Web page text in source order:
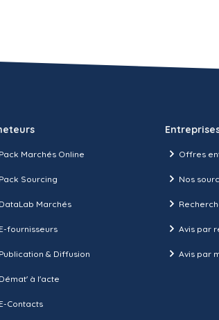
Pack Marchés Online
Pack Sourcing
DataLab Marchés
E-fournisseurs
Publication & Diffusion
Démat' à l'acte
E-Contacts
Offres
Nos
Avis par
Avis par